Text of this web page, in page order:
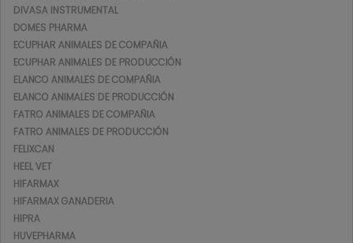
DIVASA INSTRUMENTAL
DOMES PHARMA
ECUPHAR ANIMALES DE COMPAÑIA
ECUPHAR ANIMALES DE PRODUCCIÓN
ELANCO ANIMALES DE COMPAÑIA
ELANCO ANIMALES DE PRODUCCIÓN
FATRO ANIMALES DE COMPAÑIA
FATRO ANIMALES DE PRODUCCIÓN
FELIXCAN
HEEL VET
HIFARMAX
HIFARMAX GANADERIA
HIPRA
HUVEPHARMA